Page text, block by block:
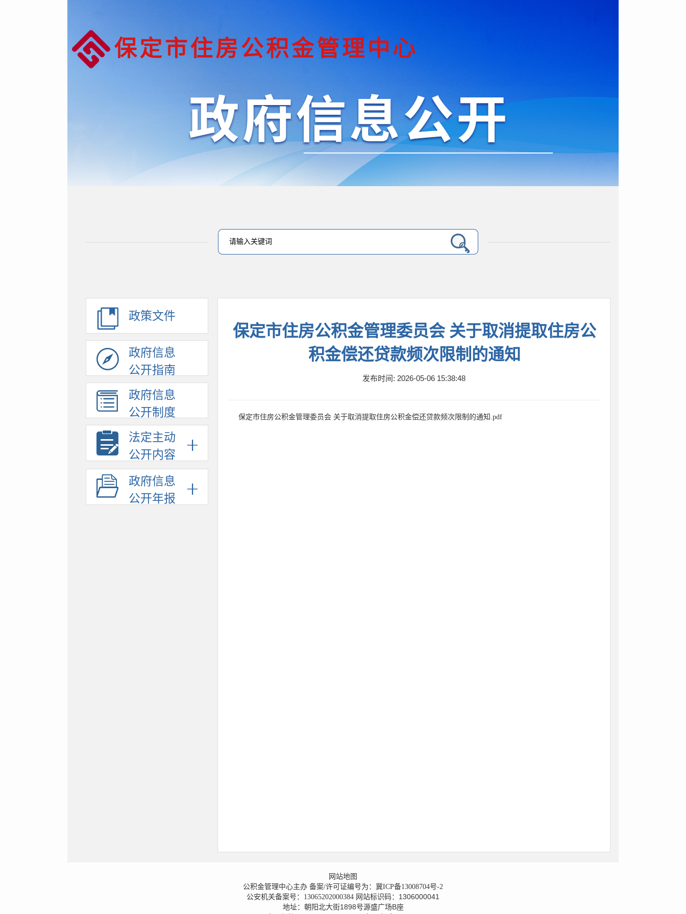
政策文件
政府信息
公开指南
政府信息
公开制度
法定主动
公开内容
政府信息
公开年报
保定市住房公积金管理委员会 关于取消提取住房公
积金偿还贷款频次限制的通知
发布时间: 2026-05-06 15:38:48
保定市住房公积金管理委员会 关于取消提取住房公积金偿还贷款频次限制的通知.pdf
网站地图
公积金管理中心主办 备案/许可证编号为：冀ICP备13008704号-2
公安机关备案号：13065202000384 网站标识码：1306000041
地址：朝阳北大街1898号源盛广场B座